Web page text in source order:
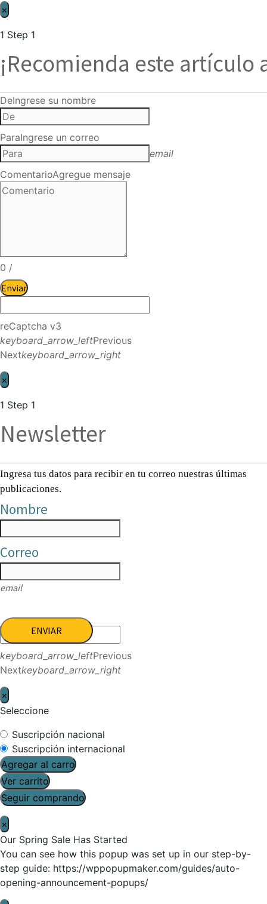
×
1 Step 1
¡Recomienda este artículo
DeIngrese su nombre
ParaIngrese un correo
email
ComentarioAgregue mensaje
0 /
Enviar
reCaptcha v3
keyboard_arrow_leftPrevious
Nextkeyboard_arrow_right
×
1 Step 1
Newsletter
Ingresa tus datos para recibir en tu correo nuestras últimas
publicaciones.
Nombre
Correo
email
ENVIAR
keyboard_arrow_leftPrevious
Nextkeyboard_arrow_right
×
Seleccione
Suscripción nacional
Suscripción internacional
Agregar al carro
Ver carrito
Seguir comprando
×
Our Spring Sale Has Started
You can see how this popup was set up in our step-by-
step guide: https://wppopupmaker.com/guides/auto-
opening-announcement-popups/